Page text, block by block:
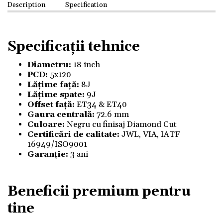
Description Specification
Specificații tehnice
Diametru: 18 inch
PCD: 5x120
Lățime față: 8J
Lățime spate: 9J
Offsetfață: ET34 & ET40
Gaura centrală: 72.6 mm
Culoare: Negru cu finisaj Diamond Cut
Certificări de calitate: JWL, VIA, IATF
16949/ISO9001
Garanție: 3 ani
Beneficii premium pentru
tine